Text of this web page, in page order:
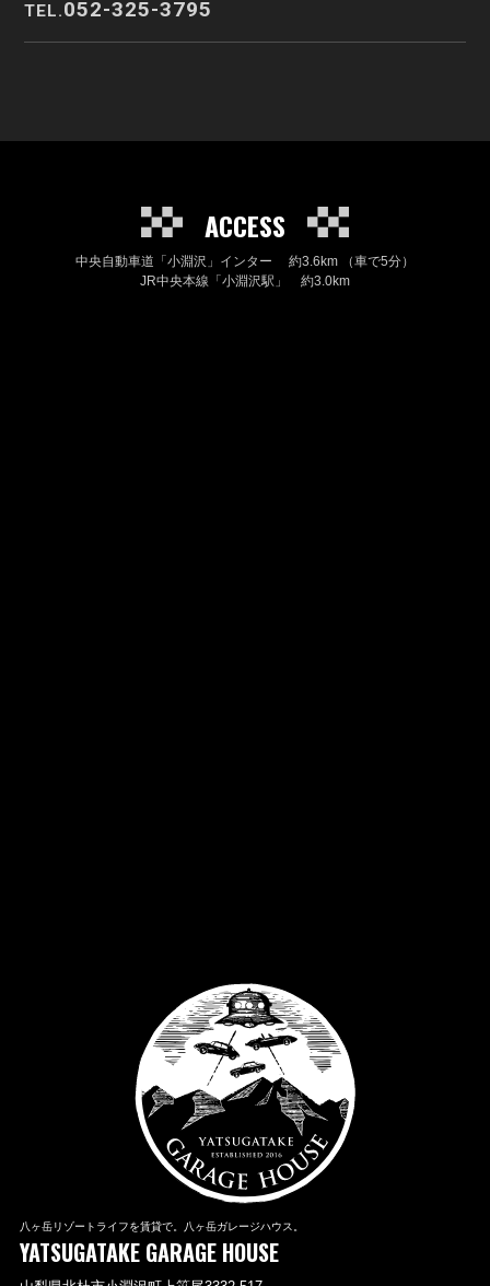
TEL.052-325-3795
ACCESS
中央自動車道「小淵沢」インター 約3.6km （車で5分）
JR中央本線「小淵沢駅」 約3.0km
八ヶ岳リゾートライフを賃貸で。八ヶ岳ガレージハウス。
YATSUGATAKE GARAGE HOUSE